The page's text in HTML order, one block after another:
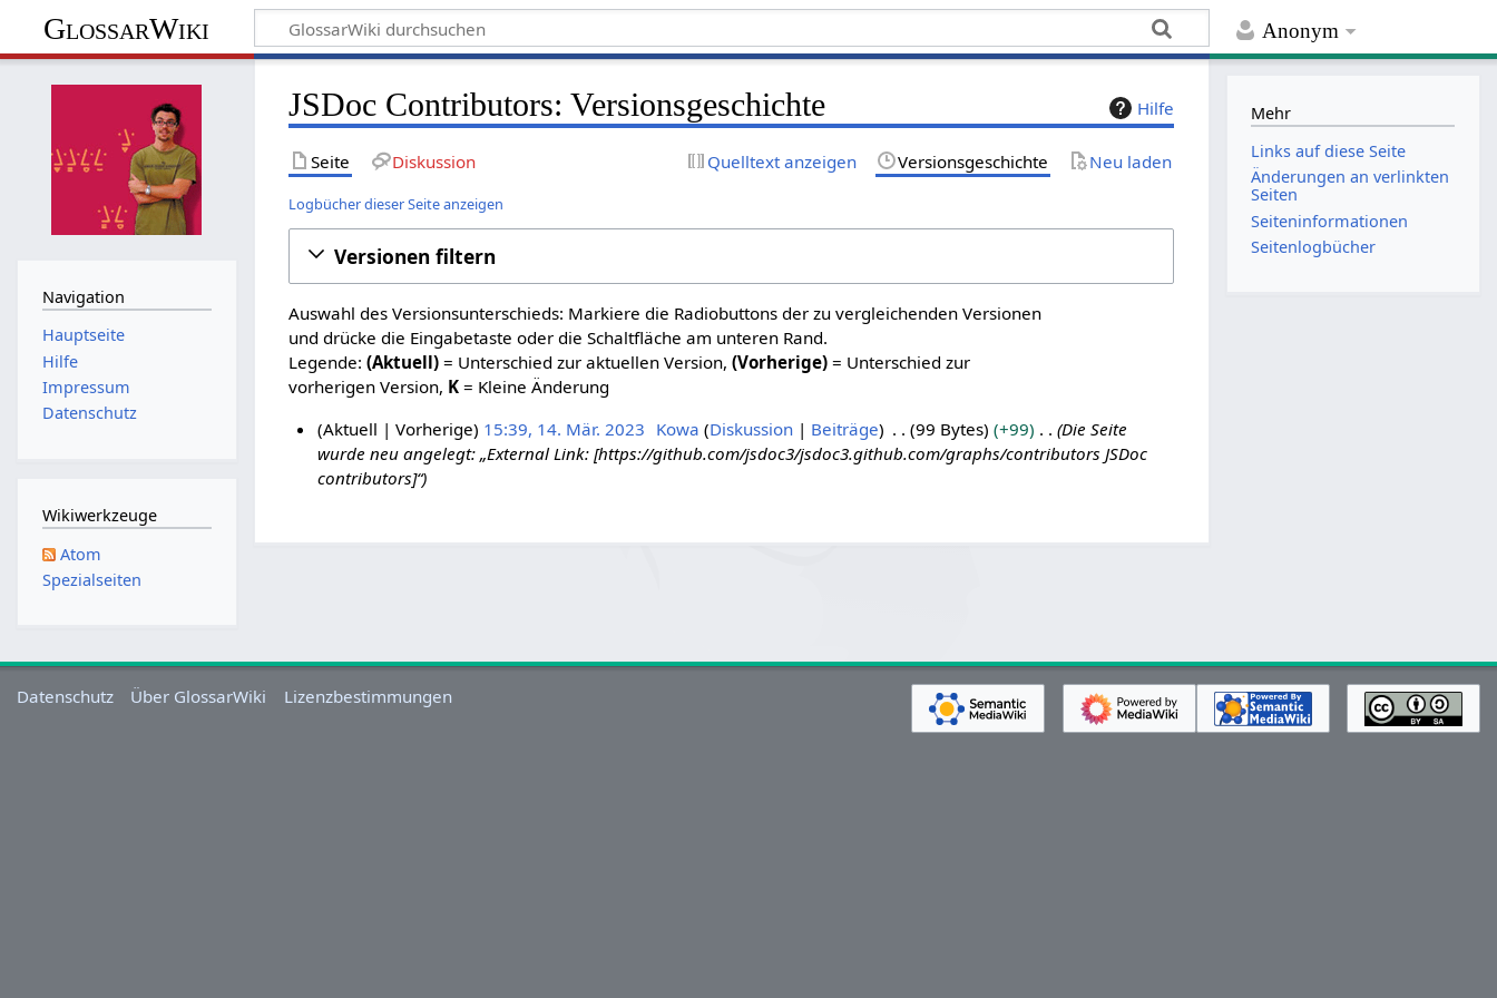
Anonym
GlossarWiki
Hilfe
JSDoc Contributors: Versionsgeschichte
Seite Diskussion Quelltext anzeigen Versionsgeschichte Neu laden
Logbücher dieser Seite anzeigen
Versionen filtern
Auswahl des Versionsunterschieds: Markiere die Radiobuttons der zu vergleichenden Versionen
und drücke die Eingabetaste oder die Schaltfläche am unteren Rand.
Legende:(Aktuell) = Unterschied zur aktuellen Version,(Vorherige) = Unterschied zur
vorherigen Version, K = Kleine Änderung
0
2
Aktuell Vorherige 15:39, 14. Mär. 2023 Kowa Diskussion Beiträge 99 Bytes +99
Die Seite
wurde neu angelegt: „External Link: [https://github.com/jsdoc3/jsdoc3.github.com/graphs/contributors JSDoc
contributors]“
Navigation
Hauptseite
Hilfe
Impressum
Datenschutz
Wikiwerkzeuge
Atom
Spezialseiten
Mehr
Links auf diese Seite
Änderungen an verlinkten
Seiten
Seiten­­informationen
Seitenlogbücher
Datenschutz Über GlossarWiki Lizenzbestimmungen